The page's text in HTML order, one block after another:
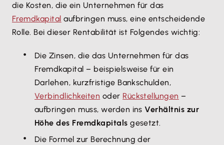
die Kosten, die ein Unternehmen für das
Fremdkapital aufbringen muss, eine entscheidende
Rolle. Bei dieser Rentabilität ist Folgendes wichtig:
Die Zinsen, die das Unternehmen für das
Fremdkapital – beispielsweise für ein
Darlehen, kurzfristige Bankschulden,
Verbindlichkeiten oder Rückstellungen –
aufbringen muss, werden ins Verhältnis zur
Höhe des Fremdkapitals gesetzt.
Die Formel zur Berechnung der